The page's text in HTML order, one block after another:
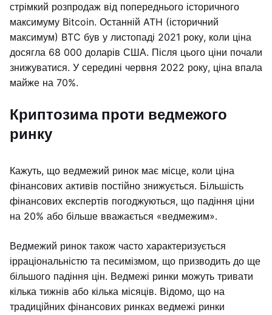
стрімкий розпродаж від попереднього історичного
максимуму Bitcoin. Останній ATH (історичний
максимум) BTC був у листопаді 2021 року, коли ціна
досягла 68 000 доларів США. Після цього ціни почали
знижуватися. У середині червня 2022 року, ціна впала
майже на 70%.
Криптозима проти ведмежого
ринку
Кажуть, що ведмежий ринок має місце, коли ціна
фінансових активів постійно знижується. Більшість
фінансових експертів погоджуються, що падіння ціни
на 20% або більше вважається «ведмежим».
Ведмежий ринок також часто характеризується
ірраціональністю та песимізмом, що призводить до ще
більшого падіння цін. Ведмежі ринки можуть тривати
кілька тижнів або кілька місяців. Відомо, що на
традиційних фінансових ринках ведмежі ринки